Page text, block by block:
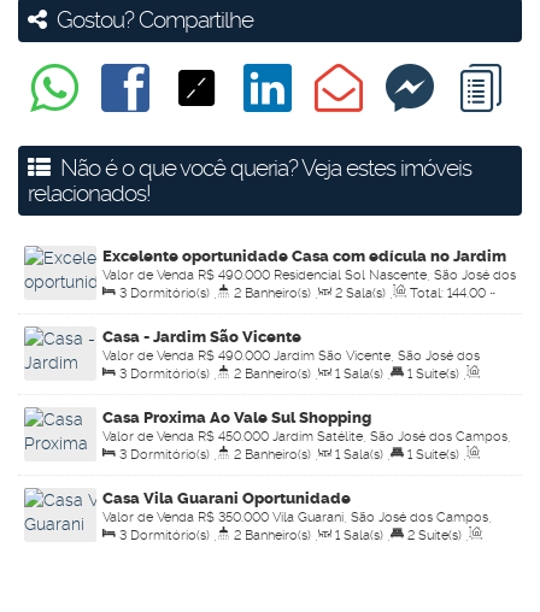
Gostou? Compartilhe
Não é o que você queria? Veja estes imóveis
relacionados!
Excelente oportunidade Casa com edícula no Jardim
Oriente
R$ 490.000
Valor de Venda
Residencial Sol Nascente, São José dos
Campos, São Paulo, Brasil
3 Dormitório(s) 2 Banheiro(s) 2 Sala(s) Total: 144.00 ~
200.00m² , 2 Vaga(s) , Útil: 144.00~ 200.00m² ,
Terreno:
200.00m²
Casa - Jardim São Vicente
R$ 490.000
Valor de Venda
Jardim São Vicente, São José dos
Campos, São Paulo, Brasil
3 Dormitório(s) 2 Banheiro(s) 1 Sala(s) 1 Suíte(s)
Total: 149.00m² , 2 Vaga(s) , Útil: 149.00m²
Casa Proxima Ao Vale Sul Shopping
R$ 450.000
Valor de Venda
Jardim Satélite, São José dos Campos,
São Paulo, Brasil
3 Dormitório(s) 2 Banheiro(s) 1 Sala(s) 1 Suíte(s)
Total: 129.00m² , 2 Vaga(s) , Útil: 70.00~ 100.00m²
Casa Vila Guarani Oportunidade
R$ 350.000
Valor de Venda
Vila Guarani, São José dos Campos,
São Paulo, Brasil
3 Dormitório(s) 2 Banheiro(s) 1 Sala(s) 2 Suíte(s)